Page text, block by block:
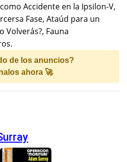
Accidente en la Ipsilon-V,
Fase, Ataúd para un
Volverás?, Fauna
de los anuncios?
ahora 🚀